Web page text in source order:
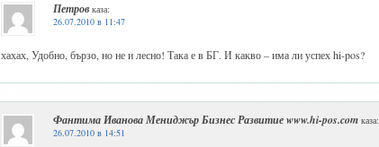
Петров каза:
26.07.2010 в 11:47
хахах, Удобно, бързо, но не и лесно! Така е в БГ. И какво – има ли успех hi-pos?
Фантима Иванова Мениджър Бизнес Развитие www.hi-pos.com каза:
26.07.2010 в 14:51